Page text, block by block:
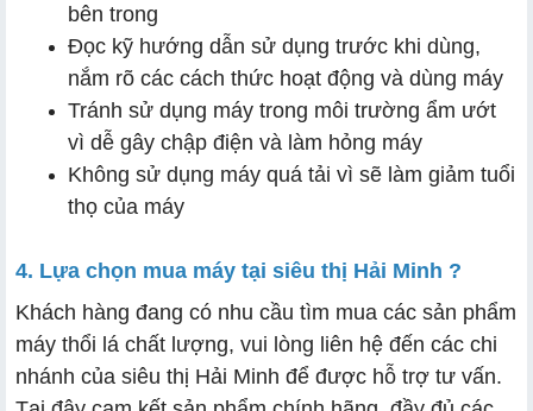
bên trong
Đọc kỹ hướng dẫn sử dụng trước khi dùng,
nắm rõ các cách thức hoạt động và dùng máy
Tránh sử dụng máy trong môi trường ẩm ướt
vì dễ gây chập điện và làm hỏng máy
Không sử dụng máy quá tải vì sẽ làm giảm tuổi
thọ của máy
4. Lựa chọn mua máy tại siêu thị Hải Minh ?
Khách hàng đang có nhu cầu tìm mua các sản phẩm
máy thổi lá chất lượng, vui lòng liên hệ đến các chi
nhánh của siêu thị Hải Minh để được hỗ trợ tư vấn.